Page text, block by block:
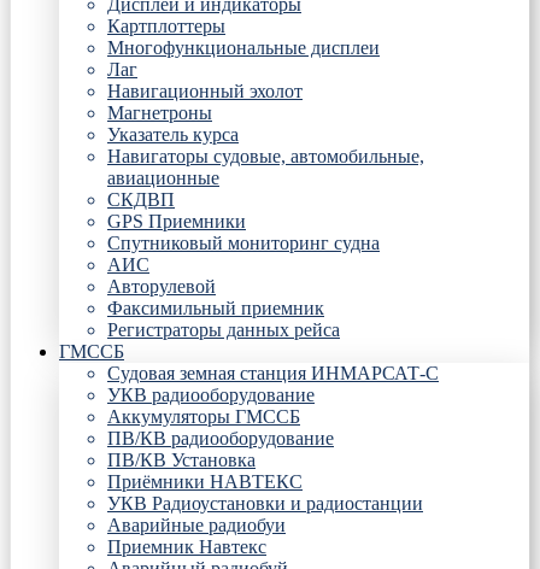
Дисплеи и индикаторы
Картплоттеры
Многофункциональные дисплеи
Лаг
Навигационный эхолот
Магнетроны
Указатель курса
Навигаторы судовые, автомобильные,
авиационные
СКДВП
GPS Приемники
Спутниковый мониторинг судна
АИС
Авторулевой
Факсимильный приемник
Регистраторы данных рейса
ГМССБ
Судовая земная станция ИНМАРСАТ-С
УКВ радиооборудование
Аккумуляторы ГМССБ
ПВ/КВ радиооборудование
ПВ/КВ Установка
Приёмники НАВТЕКС
УКВ Радиоустановки и радиостанции
Аварийные радиобуи
Приемник Навтекс